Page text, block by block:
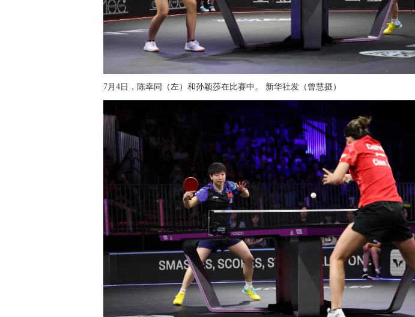
7月4日，陈幸同（左）和孙颖莎在比赛中。 新华社发（曾慧摄）